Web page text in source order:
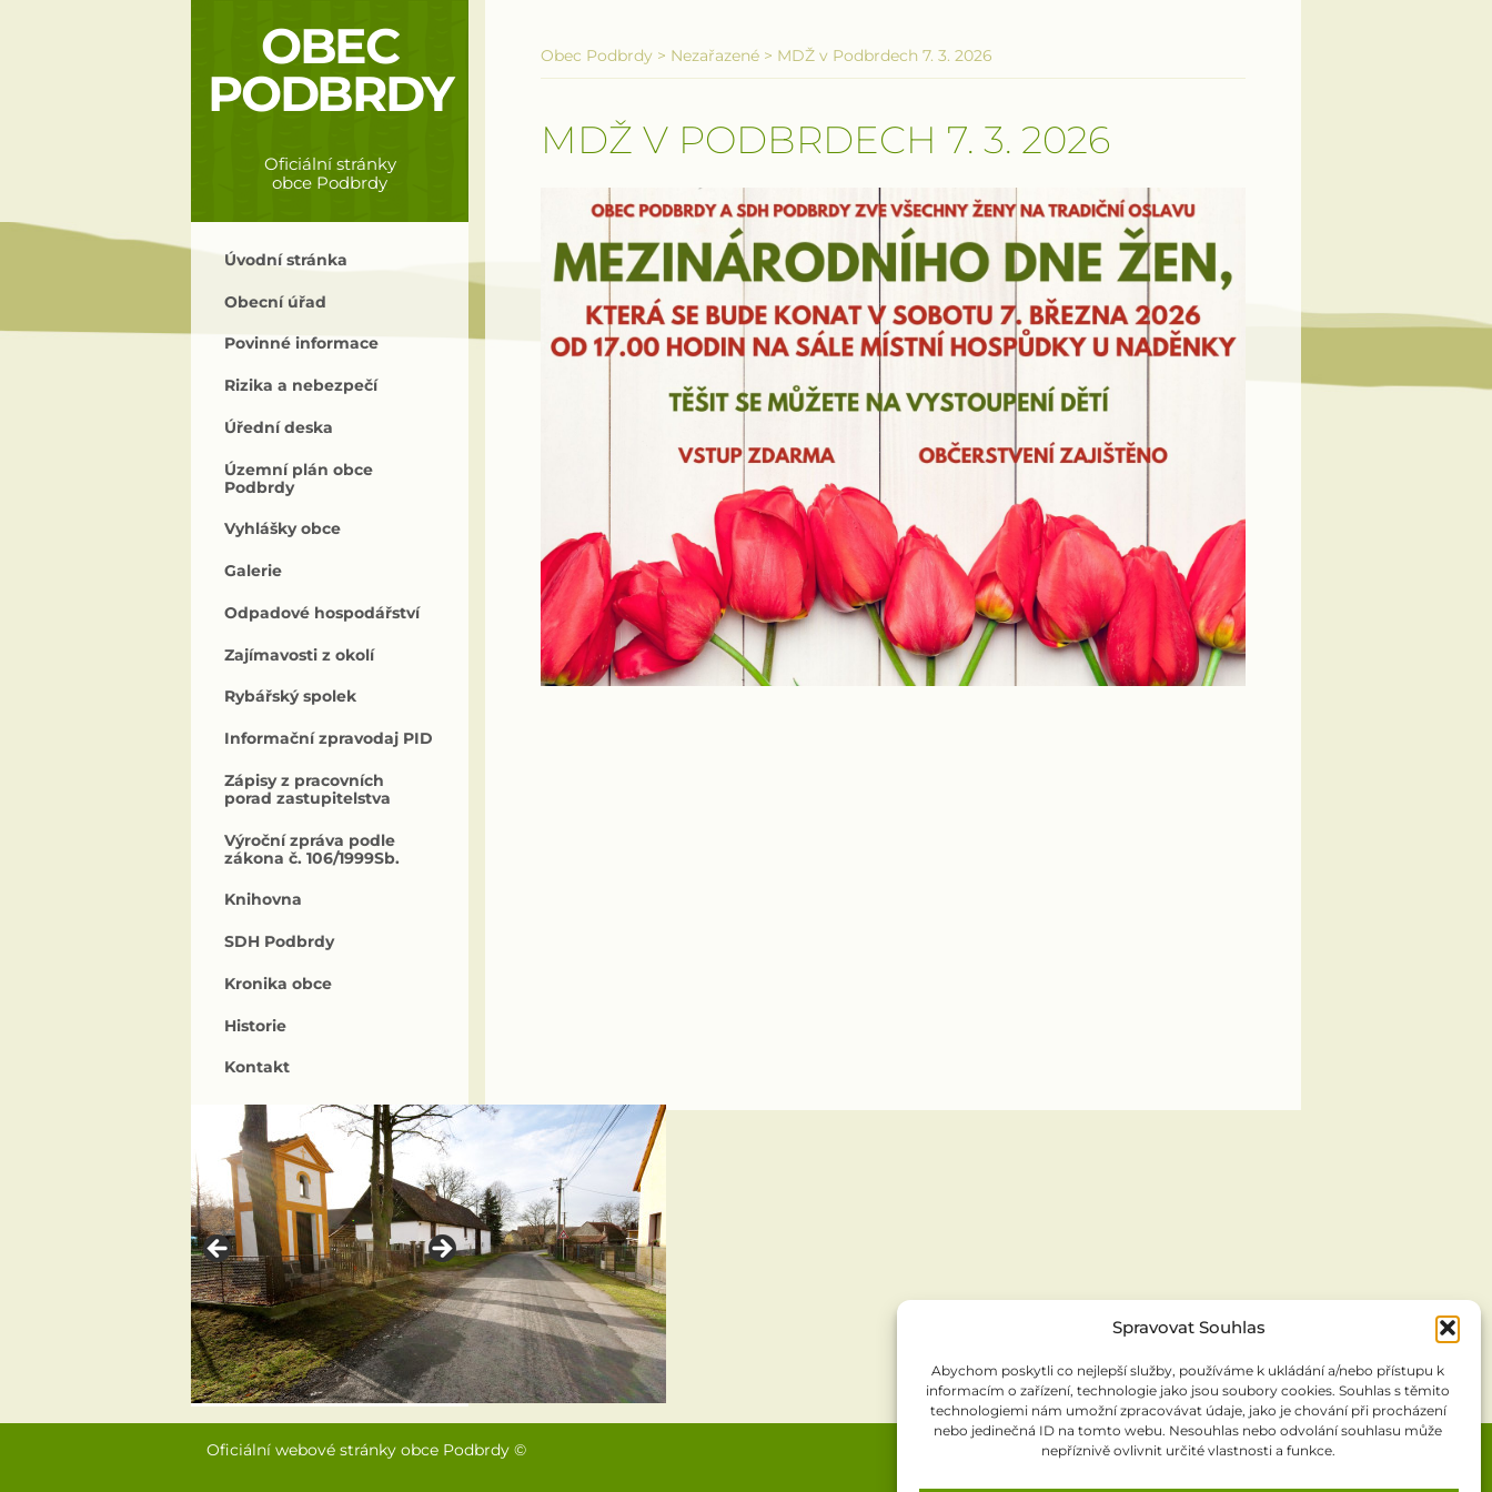
Spravovat Souhlas
Abychom poskytli co nejlepší služby, používáme k ukládání a/nebo přístupu k
informacím o zařízení, technologie jako jsou soubory cookies. Souhlas s těmito
technologiemi nám umožní zpracovávat údaje, jako je chování při procházení
nebo jedinečná ID na tomto webu. Nesouhlas nebo odvolání souhlasu může
nepříznivě ovlivnit určité vlastnosti a funkce.
OBEC
PODBRDY
Oficiální stránky
obce Podbrdy
Úvodní stránka
Obecní úřad
Povinné informace
Rizika a nebezpečí
Úřední deska
Územní plán obce
Podbrdy
Vyhlášky obce
Galerie
Odpadové hospodářství
Zajímavosti z okolí
Rybářský spolek
Informační zpravodaj PID
Zápisy z pracovních
porad zastupitelstva
Výroční zpráva podle
zákona č. 106/1999Sb.
Knihovna
SDH Podbrdy
Kronika obce
Historie
Kontakt
Obec Podbrdy > Nezařazené > MDŽ v Podbrdech 7. 3. 2026
MDŽ V PODBRDECH 7. 3. 2026
Oficiální webové stránky obce Podbrdy ©